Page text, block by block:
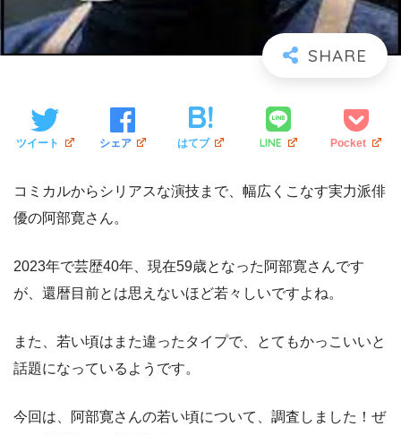
ツイート シェア はてブ LINE Pocket
コミカルからシリアスな演技まで、幅広くこなす実力派俳
優の阿部寛さん。
2023年で芸歴40年、現在59歳となった阿部寛さんです
が、還暦目前とは思えないほど若々しいですよね。
また、若い頃はまた違ったタイプで、とてもかっこいいと
話題になっているようです。
今回は、阿部寛さんの若い頃について、調査しました！ぜ